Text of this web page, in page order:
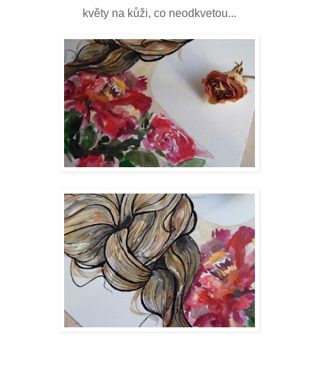
květy na kůži, co neodkvetou...